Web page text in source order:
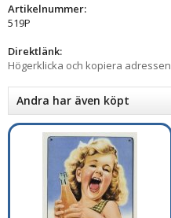
Artikelnummer:
519P
Direktlänk:
Högerklicka och kopiera adressen
Andra har även köpt